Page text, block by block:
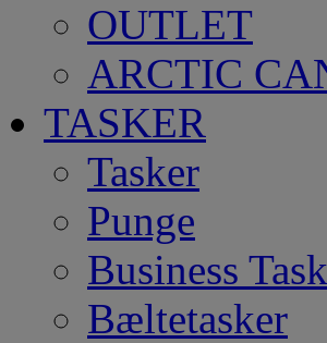
OUTLET
ARCTIC
TASKER
Tasker
Punge
Business
Bæltetasker